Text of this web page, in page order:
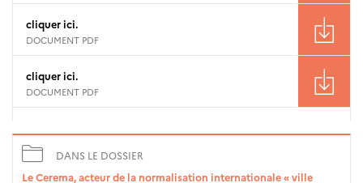
cliquer ici.
DOCUMENT PDF
cliquer ici.
DOCUMENT PDF
DANS LE DOSSIER
Le Cerema, acteur de la normalisation internationale « ville